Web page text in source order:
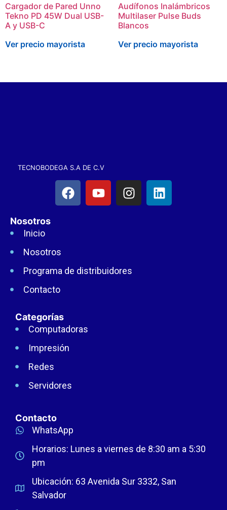
Cargador de Pared Unno
Tekno PD 45W Dual USB-
A y USB-C
Ver precio mayorista
Audífonos Inalámbricos
Multilaser Pulse Buds
Blancos
Ver precio mayorista
TECNOBODEGA S.A DE C.V
Nosotros
Inicio
Nosotros
Programa de distribuidores
Contacto
Categorías
Computadoras
Impresión
Redes
Servidores
Contacto
WhatsApp
Horarios: Lunes a viernes de 8:30 am a 5:30
pm
Ubicación: 63 Avenida Sur 3332, San
Salvador